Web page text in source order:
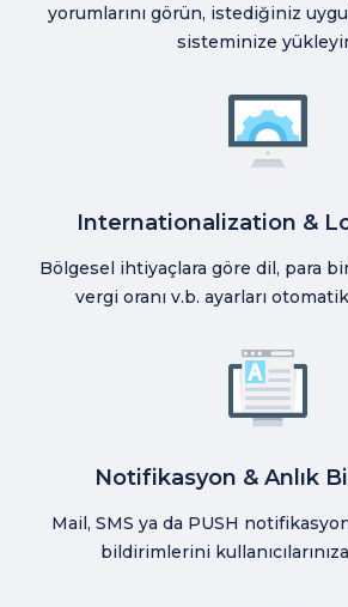
yorumlarını görün, istediğiniz
sisteminize
Internationalization &
Bölgesel ihtiyaçlara göre dil, para
vergi oranı v.b. ayarları
Notifikasyon & Anlık
Mail, SMS ya da PUSH
bildirimlerini